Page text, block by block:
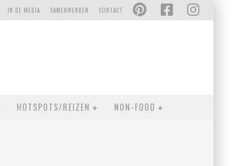
CONTACT
SAMENWERKEN
IN DE MEDIA
HOTSPOTS/REIZEN NON-FOOD